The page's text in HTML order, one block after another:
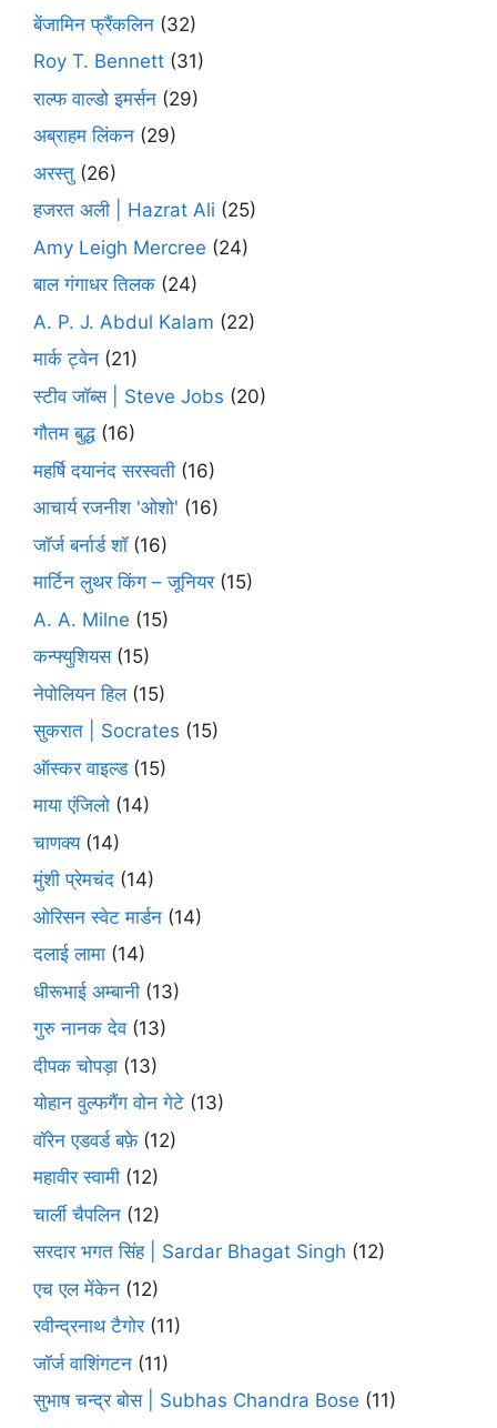
बेंजामिन फ्रैंकलिन (32)
Roy T. Bennett (31)
राल्फ वाल्डो इमर्सन (29)
अब्राहम लिंकन (29)
अरस्तु (26)
हजरत अली | Hazrat Ali (25)
Amy Leigh Mercree (24)
बाल गंगाधर तिलक (24)
A. P. J. Abdul Kalam (22)
मार्क ट्वेन (21)
स्टीव जॉब्स | Steve Jobs (20)
गौतम बुद्ध (16)
महर्षि दयानंद सरस्वती (16)
आचार्य रजनीश 'ओशो' (16)
जॉर्ज बर्नार्ड शॉ(16)
मार्टिन लुथर किंग – जूनियर(15)
A. A. Milne (15)
कन्फ्युशियस(15)
नेपोलियन हिल(15)
सुकरात | Socrates (15)
ऑस्कर वाइल्ड(15)
माया एंजिलो (14)
चाणक्य(14)
मुंशी प्रेमचंद (14)
ओरिसन स्‍वेट मार्डन (14)
दलाई लामा (14)
धीरूभाई अम्बानी (13)
गुरु नानक देव(13)
दीपक चोपड़ा (13)
योहान वुल्फगैंग वोन गेटे (13)
वॉरेन एडवर्ड बफ़े(12)
महावीर स्वामी (12)
चार्ली चैपलिन (12)
सरदार भगत सिंह | Sardar Bhagat Singh (12)
एच एल मेंकेन (12)
रवीन्द्रनाथ टैगोर(11)
जॉर्ज वाशिंगटन (11)
सुभाष चन्द्र बोस | Subhas Chandra Bose (11)